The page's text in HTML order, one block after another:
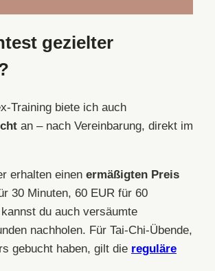
gezielter
Training biete ich auch
an – nach Vereinbarung, direkt im
erhalten einen ermäßigten Preis
30 Minuten, 60 EUR für 60
du auch versäumte
nachholen. Für Tai-Chi-Übende,
gebucht haben, gilt die reguläre